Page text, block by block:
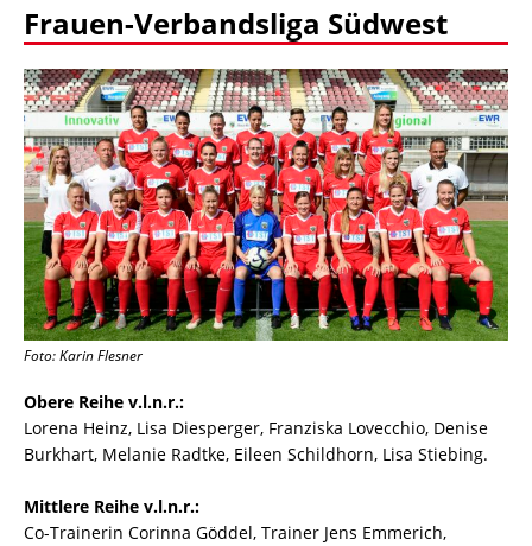
Frauen-Verbandsliga Südwest
Foto: Karin Flesner
Obere Reihe v.l.n.r.:
Lorena Heinz, Lisa Diesperger, Franziska Lovecchio, Denise
Burkhart, Melanie Radtke, Eileen Schildhorn, Lisa Stiebing.
Mittlere Reihe v.l.n.r.:
Co-Trainerin Corinna Göddel, Trainer Jens Emmerich,